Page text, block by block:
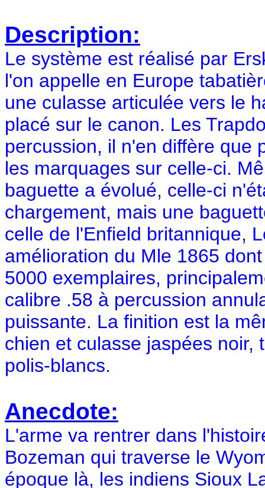
Description:
Le système est réalisé par
l'on appelle en Europe
une culasse articulée vers le
placé sur le canon. Les
percussion, il n'en diffère que
les marquages sur celle-ci.
baguette a évolué, celle-ci
chargement, mais une
celle de l'Enfield britannique,
amélioration du Mle 1865
5000 exemplaires,
calibre .58 à percussion
puissante. La finition est la
chien et culasse jaspées noir,
polis-blancs.
Anecdote:
L'arme va rentrer dans
Bozeman qui traverse le
époque là, les indiens Sioux